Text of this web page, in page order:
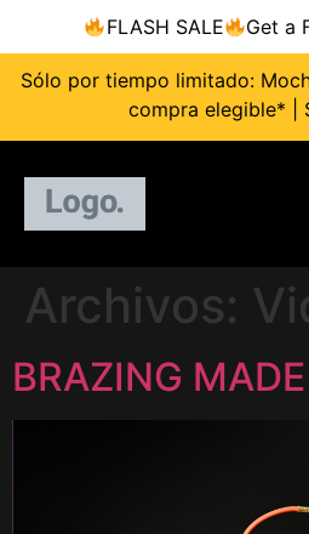
FLASH SALE Get a
contenido
Sólo por tiempo limitado:
compra elegible* |
Archivos:
BRAZING